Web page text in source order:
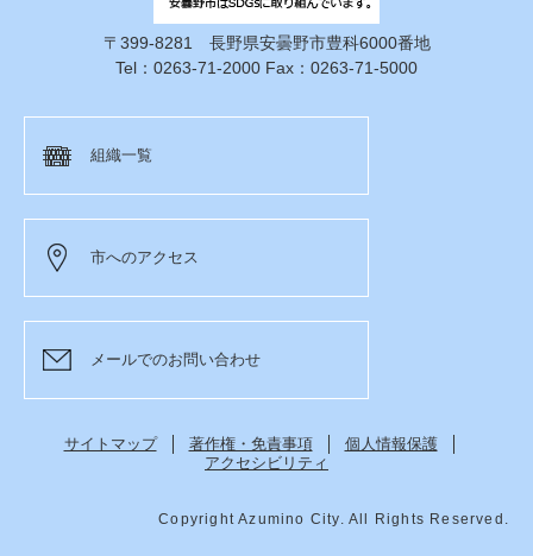
〒399-8281 長野県安曇野市豊科6000番地
Tel：0263-71-2000 Fax：0263-71-5000
組織一覧
市へのアクセス
メールでのお問い合わせ
サイトマップ 著作権・免責事項
個人情報保護
アクセシビリティ
Copyright Azumino City. All Rights Reserved.